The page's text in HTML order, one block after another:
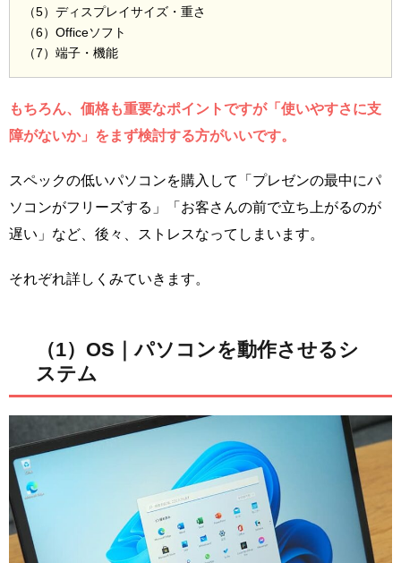
（5）ディスプレイサイズ・重さ
（6）Officeソフト
（7）端子・機能
もちろん、価格も重要なポイントですが「使いやすさに支
障がないか」をまず検討する方がいいです。
スペックの低いパソコンを購入して「プレゼンの最中にパ
ソコンがフリーズする」「お客さんの前で立ち上がるのが
遅い」など、後々、ストレスなってしまいます。
それぞれ詳しくみていきます。
（1）OS｜パソコンを動作させるシ
ステム